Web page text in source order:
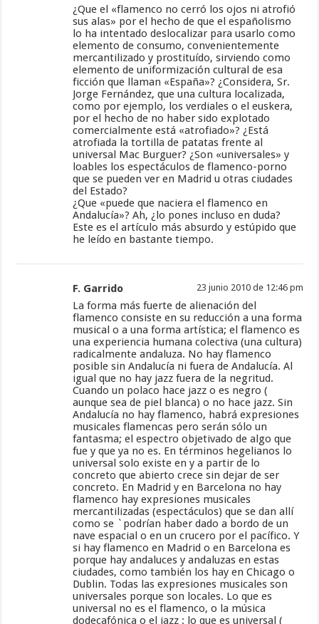
¿Que el «flamenco no cerró los ojos ni atrofió
sus alas» por el hecho de que el españolismo
lo ha intentado deslocalizar para usarlo como
elemento de consumo, convenientemente
mercantilizado y prostituído, sirviendo como
elemento de uniformización cultural de esa
ficción que llaman «España»? ¿Considera, Sr.
Jorge Fernández, que una cultura localizada,
como por ejemplo, los verdiales o el euskera,
por el hecho de no haber sido explotado
comercialmente está «atrofiado»? ¿Está
atrofiada la tortilla de patatas frente al
universal Mac Burguer? ¿Son «universales» y
loables los espectáculos de flamenco-porno
que se pueden ver en Madrid u otras ciudades
del Estado?
¿Que «puede que naciera el flamenco en
Andalucía»? Ah, ¿lo pones incluso en duda?
Este es el artículo más absurdo y estúpido que
he leído en bastante tiempo.
F. Garrido 23 junio 2010 de 12:46 pm
La forma más fuerte de alienación del
flamenco consiste en su reducción a una forma
musical o a una forma artística; el flamenco es
una experiencia humana colectiva (una cultura)
radicalmente andaluza. No hay flamenco
posible sin Andalucía ni fuera de Andalucía. Al
igual que no hay jazz fuera de la negritud.
Cuando un polaco hace jazz o es negro (
aunque sea de piel blanca) o no hace jazz. Sin
Andalucía no hay flamenco, habrá expresiones
musicales flamencas pero serán sólo un
fantasma; el espectro objetivado de algo que
fue y que ya no es. En términos hegelianos lo
universal solo existe en y a partir de lo
concreto que abierto crece sin dejar de ser
concreto. En Madrid y en Barcelona no hay
flamenco hay expresiones musicales
mercantilizadas (espectáculos) que se dan allí
como se `podrían haber dado a bordo de un
nave espacial o en un crucero por el pacífico. Y
si hay flamenco en Madrid o en Barcelona es
porque hay andaluces y andaluzas en estas
ciudades, como también los hay en Chicago o
Dublin. Todas las expresiones musicales son
universales porque son locales. Lo que es
universal no es el flamenco, o la música
dodecafónica o el jazz : lo que es universal (